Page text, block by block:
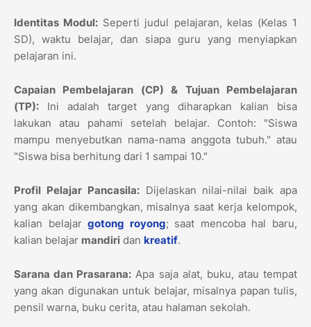
Identitas Modul: Seperti judul pelajaran, kelas (Kelas 1
SD), waktu belajar, dan siapa guru yang menyiapkan
pelajaran ini.
Capaian Pembelajaran (CP) & Tujuan Pembelajaran
(TP): Ini adalah target yang diharapkan kalian bisa
lakukan atau pahami setelah belajar. Contoh: "Siswa
mampu menyebutkan nama-nama anggota tubuh." atau
"Siswa bisa berhitung dari 1 sampai 10."
Profil Pelajar Pancasila:Dijelaskan nilai-nilai baik apa
yang akan dikembangkan, misalnya saat kerja kelompok,
kalian belajargotong royong; saat mencoba hal baru,
kalian belajar mandiri dan kreatif.
Sarana dan Prasarana: Apa saja alat, buku, atau tempat
yang akan digunakan untuk belajar, misalnya papan tulis,
pensil warna, buku cerita, atau halaman sekolah.